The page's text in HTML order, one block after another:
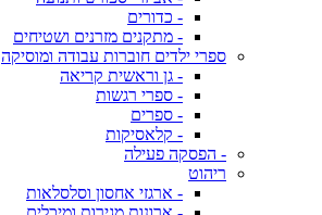
- כדורים
- מתקנים מזרנים ושטיחים
ספרי ילדים חוברות עבודה ומוסיקה
- גן וראשית קריאה
- ספרי רגשות
- ספרים
- קלאסיקות
- הפסקה פעילה
ריהוט
- ארגזי אחסון וסלסלאות